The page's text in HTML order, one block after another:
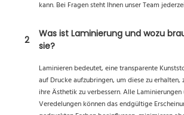
kann. Bei Fragen steht Ihnen unser Team
2
Was ist Laminierung und wozu
sie?
Laminieren bedeutet, eine transparente
auf Drucke aufzubringen, um diese zu erhalten,
ihre Ästhetik zu verbessern. Alle Laminierungen
Veredelungen können das endgültige